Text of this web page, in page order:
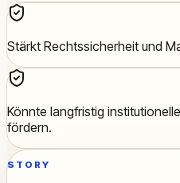
Stärkt Rechtssicherheit und
Könnte langfristig
fördern.
STORY